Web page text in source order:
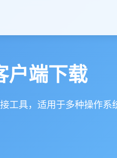
户端下载
工具，适用于多种操作系